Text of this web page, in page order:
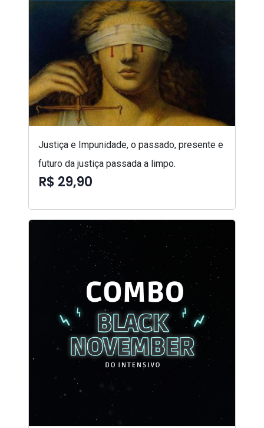
Justiça e Impunidade, o passado, presente e
futuro da justiça passada a limpo.
R$ 29,90